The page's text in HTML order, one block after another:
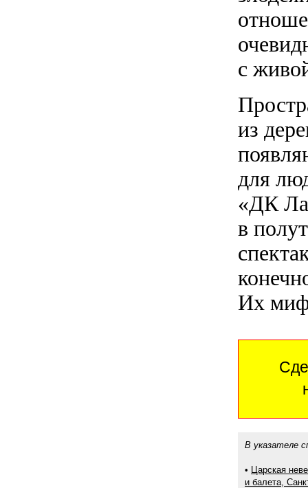
с
из
для
«ДК
в
Их
В указателе
•
Царская
и балета,